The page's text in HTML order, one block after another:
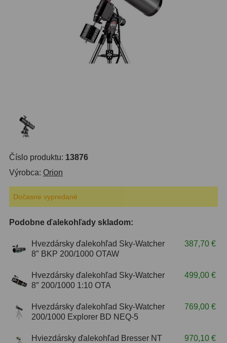
Plössl a Super Plössl
SWA (62°-78°) 86
XWA (100°-120°)17
Planetárne31
ZOOM12
S mriežkou6
Ostatné30
Barlow 65
Číslo produktu: 13876
Výrobca: Orion
Dočasne vypredané
Podobne ďalekohľady skladom:
Hvezdársky ďalekohľad Sky-Watcher
8″ BKP 200/1000 OTAW
387,70 €
Hvezdársky ďalekohľad Sky-Watcher
8″ 200/1000 1:10 OTA
499,00 €
Hvezdársky ďalekohľad Sky-Watcher
200/1000 Explorer BD NEQ-5
769,00 €
Hviezdársky ďalekohľad Bresser NT
970,10 €